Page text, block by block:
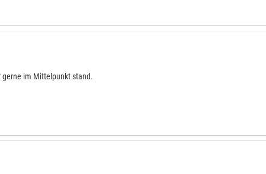
gerne im Mittelpunkt stand.